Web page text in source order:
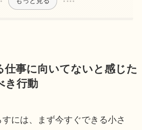
仕事に向いてないと感じた
き行動
には、まず今すぐできる小さ